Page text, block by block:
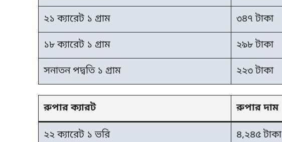
২১ ক্যারেট ১ গ্রাম ৩৪৭ টাকা
১৮ ক্যারেট ১ গ্রাম ২৯৮ টাকা
সনাতন পদ্বতি ১ গ্রাম ২২৩ টাকা
রুপার ক্যারট রুপার দাম
২২ ক্যারেট ১ ভরি ৪,২৪৫ টাকা